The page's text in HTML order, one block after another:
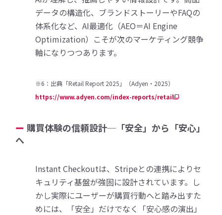
データの構造化、ブランドストーリーやFAQの
体系化など、AI最適化（AEO＝AI Engine
Optimization）こそが次のマーケティング競争
軸になりつつあります。
※6：出典「Retail Report 2025」（Adyen・2025）
https://www.adyen.com/index-reports/retail
購買体験の信頼設計─「安全」から「安心」
へ
Instant Checkoutは、Stripeとの連携によりセ
キュリティ基盤が強固に設計されています。し
かし実際にユーザーが購買行動へと踏み出すた
めには、「安全」だけでなく「安心感の演出」